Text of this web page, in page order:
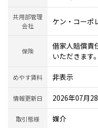
共用部管理
会社
ケン・コーポ
保険
借家人賠償責
いただきます。
めやす賃料 非表示
情報更新日 2026年07月
取引態様 媒介